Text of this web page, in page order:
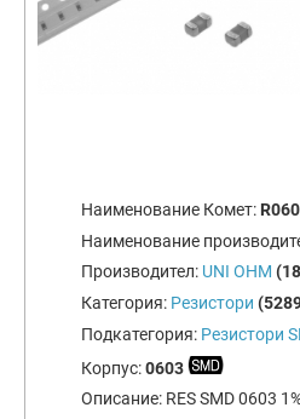
Наименование Комет:
Наименование
Производител: UNI OHM
Категория: Резистори
Подкатегория: Резистори
Корпус:0603
Описание: RES SMD 0603